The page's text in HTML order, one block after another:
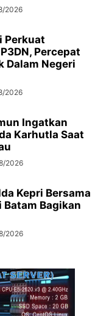
2026
Perkuat
Percepat
Dalam Negeri
2026
Ingatkan
Karhutla Saat
2026
Kepri Bersama
Batam Bagikan
2026